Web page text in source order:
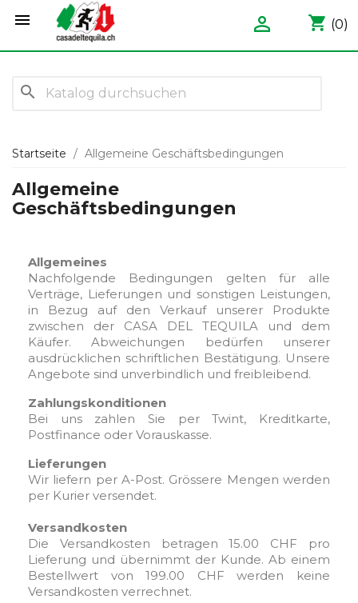
 shopping_cart (0)

search
Startseite Allgemeine Geschäftsbedingungen
Allgemeine
Geschäftsbedingungen
Allgemeines
Nachfolgende Bedingungen gelten für alle
Verträge, Lieferungen und sonstigen Leistungen,
in Bezug auf den Verkauf unserer Produkte
zwischen der CASA DEL TEQUILA und dem
Käufer. Abweichungen bedürfen unserer
ausdrücklichen schriftlichen Bestätigung. Unsere
Angebote sind unverbindlich und freibleibend.
Zahlungskonditionen
Bei uns zahlen Sie per Twint, Kreditkarte,
Postfinance oder Vorauskasse.
Lieferungen
Wir liefern per A-Post. Grössere Mengen werden
per Kurier versendet.
Versandkosten
Die Versandkosten betragen 15.00 CHF pro
Lieferung und übernimmt der Kunde. Ab einem
Bestellwert von 199.00 CHF werden keine
Versandkosten verrechnet.